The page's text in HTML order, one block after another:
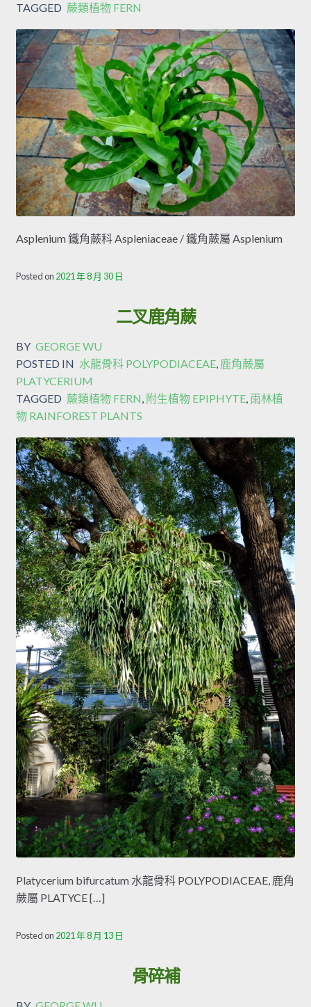
TAGGED 蕨類植物 FERN
Asplenium 鐵角蕨科 Aspleniaceae / 鐵角蕨屬 Asplenium
Posted on 2021 年 8 月 30 日
二叉鹿角蕨
BY GEORGE WU
POSTED IN 水龍骨科 POLYPODIACEAE 鹿角蕨屬
PLATYCERIUM
TAGGED 蕨類植物 FERN 附生植物 EPIPHYTE 雨林植
物 RAINFOREST PLANTS
Platycerium bifurcatum 水龍骨科 POLYPODIACEAE, 鹿角
蕨屬 PLATYCE […]
Posted on 2021 年 8 月 13 日
骨碎補